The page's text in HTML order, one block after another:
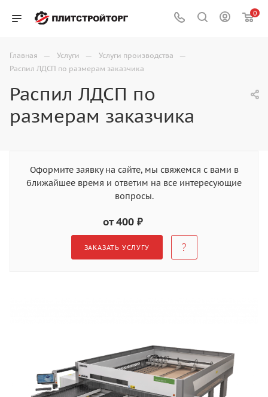
0
Главная — Услуги — Услуги производства —
Распил ЛДСП по размерам заказчика
Распил ЛДСП по
размерам заказчика
Оформите заявку на сайте, мы свяжемся с вами в
ближайшее время и ответим на все интересующие
вопросы.
от 400 ₽
ЗАКАЗАТЬ УСЛУГУ